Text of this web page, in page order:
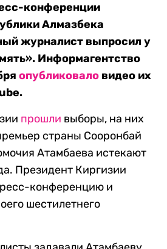
конференции
Алмазбека
журналист выпросил у
Информагентство
опубликовало видео их
прошли выборы, на них
страны Сооронбай
Атамбаева истекают
Президент Киргизии
конференцию и
шестилетнего